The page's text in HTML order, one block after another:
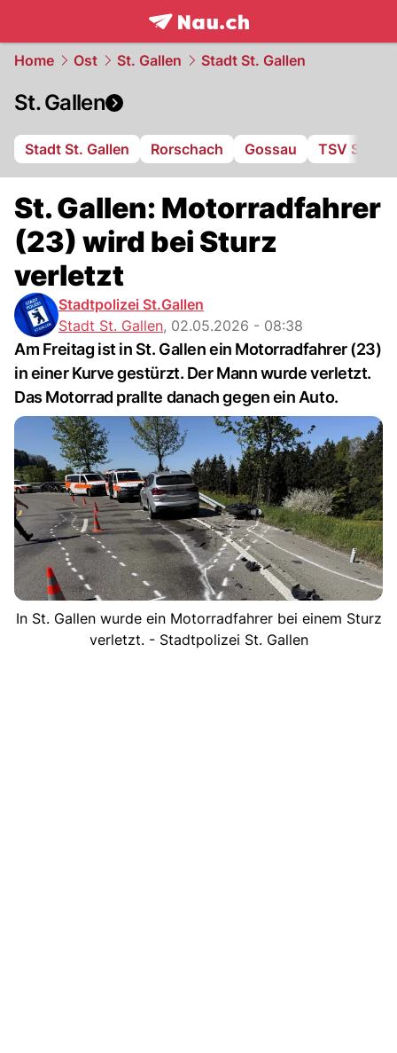
frontpage.NAU.ch
Home Ost St. Gallen Stadt St. Gallen
St. Gallen
Stadt St. Gallen Rorschach Gossau TSV St.
St. Gallen: Motorradfahrer
(23) wird bei Sturz
verletzt
Stadtpolizei St.Gallen
Stadt St. Gallen, 02.05.2026 - 08:38
Am Freitag ist in St. Gallen ein Motorradfahrer (23)
in einer Kurve gestürzt. Der Mann wurde verletzt.
Das Motorrad prallte danach gegen ein Auto.
In St. Gallen wurde ein Motorradfahrer bei einem Sturz
verletzt. - Stadtpolizei St. Gallen